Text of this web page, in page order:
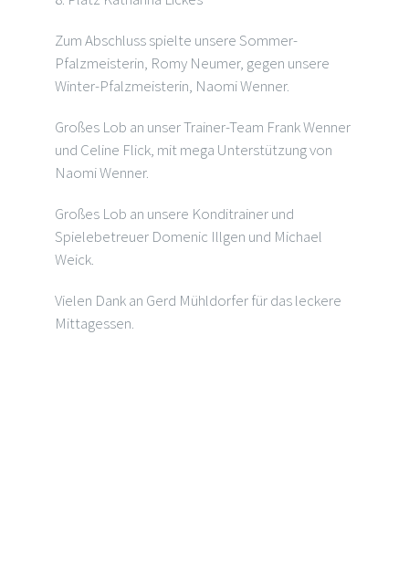
Zum Abschluss spielte unsere Sommer-
Pfalzmeisterin, Romy Neumer, gegen unsere
Winter-Pfalzmeisterin, Naomi Wenner.
Großes Lob an unser Trainer-Team Frank Wenner
und Celine Flick, mit mega Unterstützung von
Naomi Wenner.
Großes Lob an unsere Konditrainer und
Spielebetreuer Domenic Illgen und Michael
Weick.
Vielen Dank an Gerd Mühldorfer für das leckere
Mittagessen.